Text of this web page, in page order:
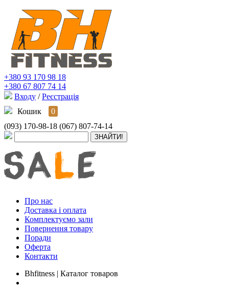
+380 93 170 98 18
+380 67 807 74 14
Входу / Реєстрація
Кошик
0
(093) 170-98-18 (067) 807-74-14
Про нас
Доставка і оплата
Комплектуємо зали
Повернення товару
Поради
Оферта
Контакти
Bhfitness | Каталог товаров